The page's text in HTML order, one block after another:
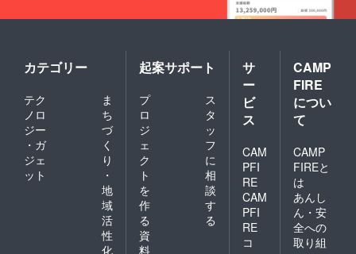
カテゴリー
テク
ノロ
ジー
・ガ
ジェ
ット
ま
ち
づ
く
り
・
地
域
活
性
化
起案サポート
プ
ロ
ジ
ェ
ク
ト
を
作
る
ス
タ
ッ
フ
に
相
談
す
る
資
料
サ
ー
ビ
ス
CAM
PFI
RE
CAM
PFI
RE
コ
CAMP
FIRE
につい
て
CAMP
FIREと
は
あんし
ん・安
全への
取り組